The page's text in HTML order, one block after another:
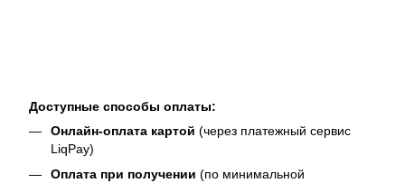
Доступные способы оплаты:
Онлайн-оплата картой (через платежный сервис
LiqPay)
Оплата при получении (по минимальной